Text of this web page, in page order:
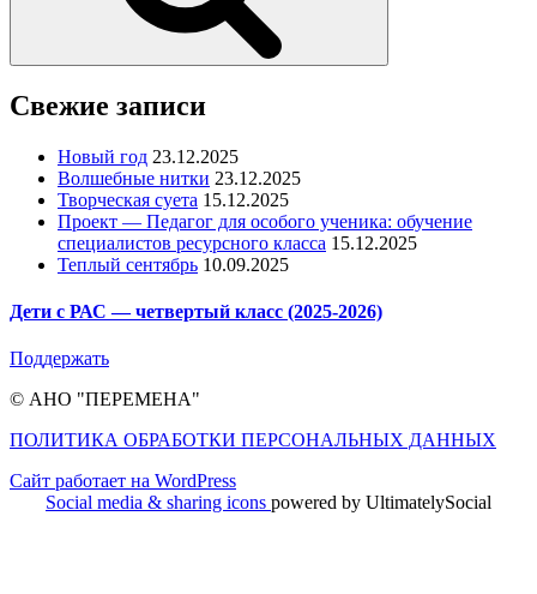
Свежие записи
Новый год 23.12.2025
Волшебные нитки 23.12.2025
Творческая суета 15.12.2025
Проект — Педагог для особого ученика: обучение
специалистов ресурсного класса 15.12.2025
Теплый сентябрь 10.09.2025
Дети с РАС — четвертый класс (2025-2026)
Поддержать
© АНО "ПЕРЕМЕНА"
ПОЛИТИКА ОБРАБОТКИ ПЕРСОНАЛЬНЫХ ДАННЫХ
Сайт работает на WordPress
Social media & sharing icons powered by UltimatelySocial